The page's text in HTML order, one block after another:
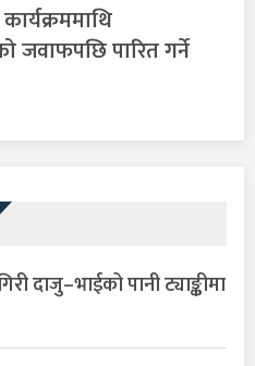
जवाफपछि पारित गर्ने
दाजु–भाईको पानी ट्याङ्कीमा